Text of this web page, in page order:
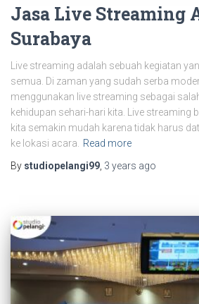
Jasa Live Streaming
Surabaya
Live streaming adalah sebuah kegiatan
semua. Di zaman yang sudah serba
menggunakan live streaming sebagai
kehidupan sehari-hari kita. Live streaming
kita semakin mudah karena tidak harus
ke lokasi acara.
Read more
By studiopelangi99 3 years ago